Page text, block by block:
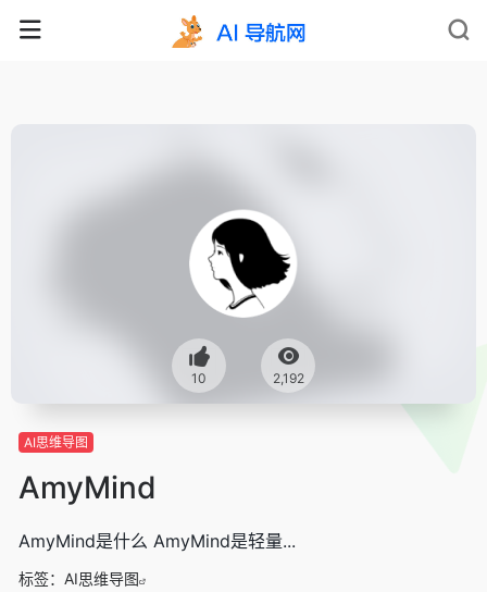
10 2,192
AI思维导图
AmyMind
AmyMind是什么 AmyMind是轻量...
标签： AI思维导图